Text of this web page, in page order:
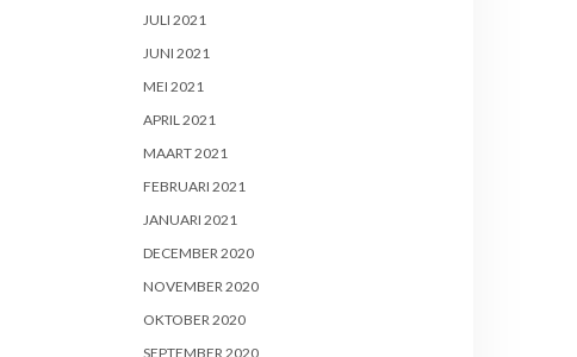
JULI 2021
JUNI 2021
MEI 2021
APRIL 2021
MAART 2021
FEBRUARI 2021
JANUARI 2021
DECEMBER 2020
NOVEMBER 2020
OKTOBER 2020
SEPTEMBER 2020